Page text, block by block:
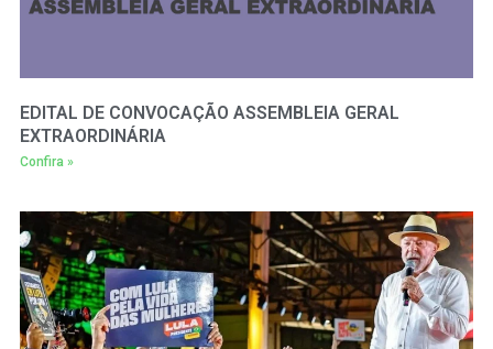
EDITAL DE CONVOCAÇÃO ASSEMBLEIA GERAL
EXTRAORDINÁRIA
Confira »